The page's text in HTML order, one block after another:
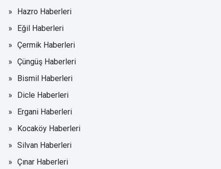
Hazro Haberleri
Eğil Haberleri
Çermik Haberleri
Çüngüş Haberleri
Bismil Haberleri
Dicle Haberleri
Ergani Haberleri
Kocaköy Haberleri
Silvan Haberleri
Çınar Haberleri